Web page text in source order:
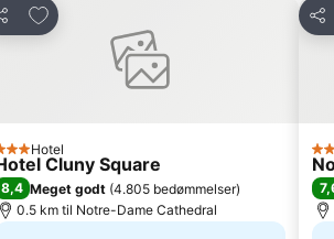
Føj til favoritter
Stjerner
Hotel
Cluny Square
8,4 Meget godt (4.805 bedømmelser)
0.5 km til Notre-Dame Cathedral
Del
4